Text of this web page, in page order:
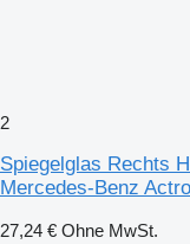
2
Spiegelglas Rechts
Mercedes-Benz
27,24 € Ohne MwSt.